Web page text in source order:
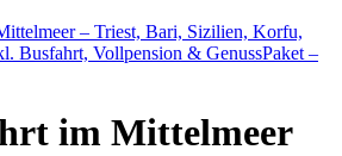
im Mittelmeer